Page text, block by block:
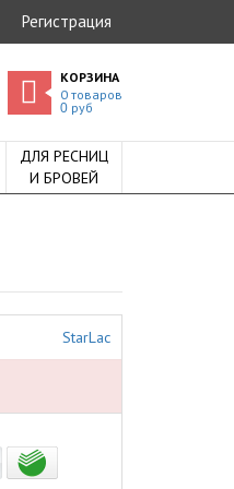
Регистрация
КОРЗИНА
0 товаров
0руб
ДЛЯ РЕСНИЦ
И БРОВЕЙ
StarLac